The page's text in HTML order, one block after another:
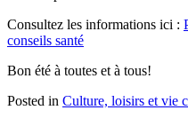
Consultez les informations ici :
conseils santé
Bon été à toutes et à tous!
Posted in Culture, loisirs et vie